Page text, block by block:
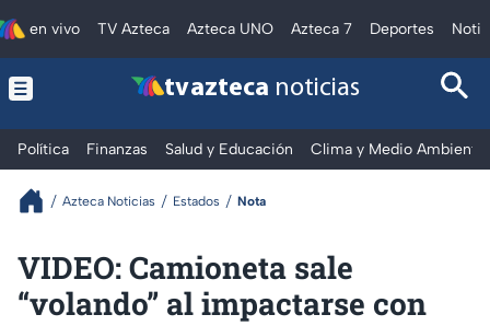
en vivo TV Azteca Azteca UNO Azteca 7 Deportes
tv azteca noticias
Política Finanzas Salud y Educación Clima y Medio Ambiente
Azteca Noticias Estados Nota
VIDEO: Camioneta sale
“volando” al impactarse con